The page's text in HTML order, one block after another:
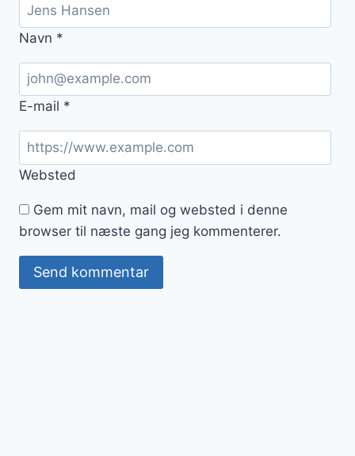
Navn *
E-mail *
Websted
Gem mit navn, mail og websted i denne
browser til næste gang jeg kommenterer.